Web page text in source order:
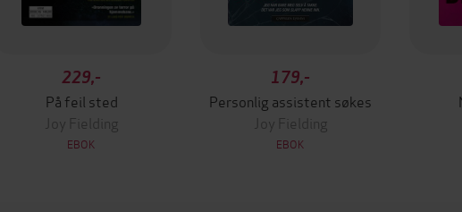
229,-
På feil sted
Joy Fielding
EBOK
179,-
Personlig assistent søkes
Joy Fielding
EBOK